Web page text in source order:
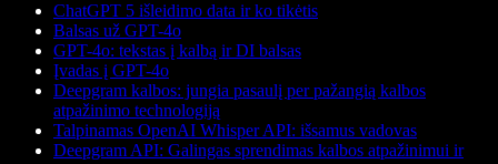
ChatGPT 5 išleidimo data ir ko tikėtis
Balsas už GPT-4o
GPT-4o: tekstas į kalbą ir DI balsas
Įvadas į GPT-4o
Deepgram kalbos: jungia pasaulį per pažangią kalbos
atpažinimo technologiją
Talpinamas OpenAI Whisper API: išsamus vadovas
Deepgram API: Galingas sprendimas kalbos atpažinimui ir